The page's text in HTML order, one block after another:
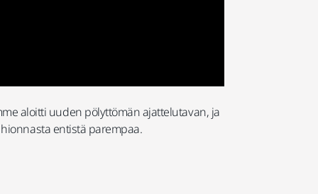
aloitti uuden pölyttömän ajattelutavan, ja
entistä parempaa.